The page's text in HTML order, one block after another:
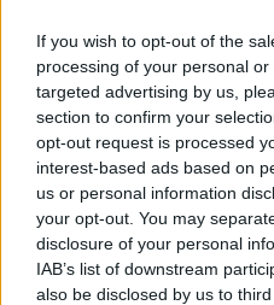
If you wish to opt-out of the
processing of your personal
targeted advertising by us,
section to confirm your
opt-out request is processed
interest-based ads based on
us or personal information
your opt-out. You may
disclosure of your personal
IAB’s list of downstream
also be disclosed by us to
Vor- und Nachname
E-Mail
AD